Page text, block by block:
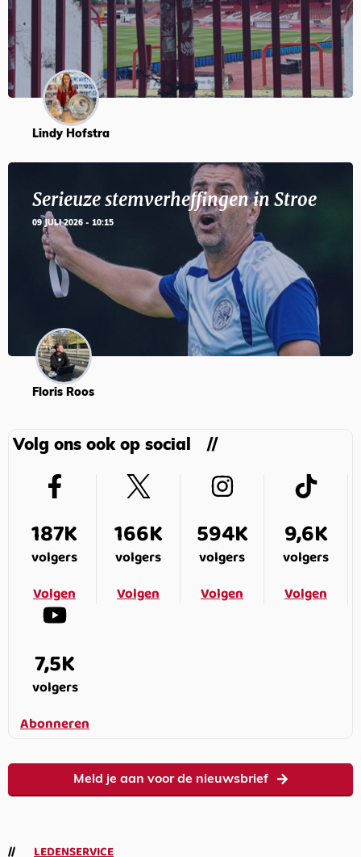
Lindy Hofstra
Serieuze stemverheffingen in Stroe
09 JULI 2026 - 10:15
Floris Roos
Volg ons ook op social
187K
volgers
Volgen
166K
volgers
Volgen
594K
volgers
Volgen
9,6K
volgers
Volgen
7,5K
volgers
Abonneren
Meld je aan voor de nieuwsbrief
LEDENSERVICE